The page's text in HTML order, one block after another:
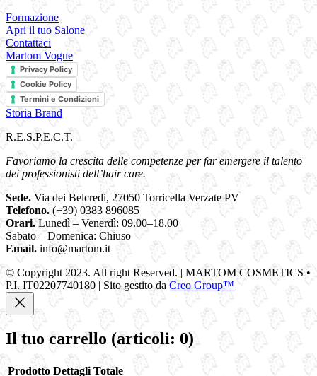
Formazione
Apri il tuo Salone
Contattaci
Martom Vogue
Privacy Policy
Cookie Policy
Termini e Condizioni
Storia Brand
R.E.S.P.E.C.T.
Favoriamo la crescita delle competenze per far emergere il talento
dei professionisti dell’hair care.
Sede. Via dei Belcredi, 27050 Torricella Verzate PV
Telefono. (+39) 0383 896085
Orari.Lunedì – Venerdì: 09.00–18.00
Sabato – Domenica: Chiuso
Email. info@martom.it
© Copyright 2023. All right Reserved. | MARTOM COSMETICS •
P.I. IT02207740180 | Sito gestito da Creo Group™
Il tuo carrello (articoli: 0)
Prodotto Dettagli Totale